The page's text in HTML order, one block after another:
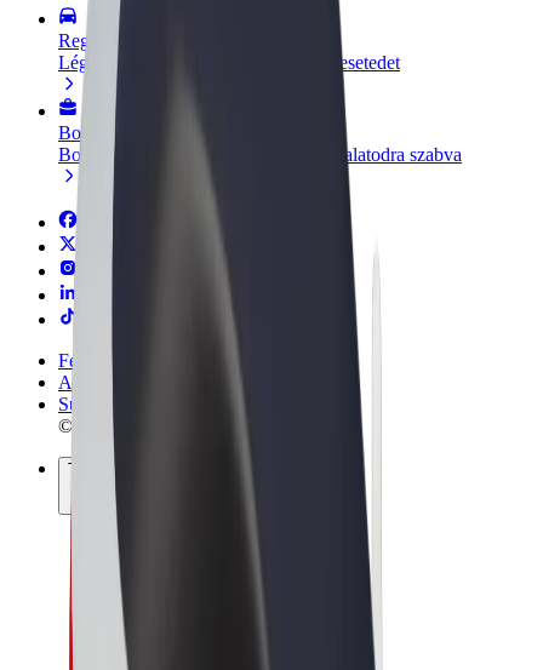
Regisztrálj flottatulajdonosként
Légy Bolt flottapartner és növeld keresetedet
Bolt for Business
Bolt termékek és szolgáltatások a vállalatodra szabva
Felhasználási feltételek
Adatvédelem
Sütik
© 2026 Bolt Technology OÜ
Termékek
Utazás
Rollerek
Bolt Market
Bolt Food